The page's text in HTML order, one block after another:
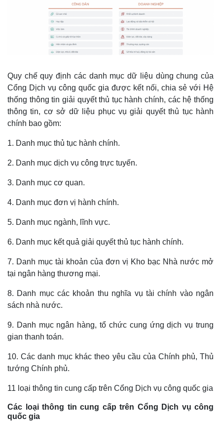
Thế giới
Quan sát
Cuộc sống đó đây
Hồ sơ
Video
Infographic
Quy chế quy định các danh mục dữ liệu dùng chung của
Cổng Dịch vụ công quốc gia được kết nối, chia sẻ với Hệ
thống thông tin giải quyết thủ tục hành chính, các hệ thống
thông tin, cơ sở dữ liệu phục vụ giải quyết thủ tục hành
chính bao gồm:
1. Danh mục thủ tục hành chính.
2. Danh mục dịch vụ công trực tuyến.
3. Danh mục cơ quan.
4. Danh mục đơn vị hành chính.
5. Danh mục ngành, lĩnh vực.
6. Danh mục kết quả giải quyết thủ tục hành chính.
7. Danh mục tài khoản của đơn vị Kho bạc Nhà nước mở
tại ngân hàng thương mại.
8. Danh mục các khoản thu nghĩa vụ tài chính vào ngân
sách nhà nước.
9. Danh mục ngân hàng, tổ chức cung ứng dịch vụ trung
gian thanh toán.
10. Các danh mục khác theo yêu cầu của Chính phủ, Thủ
tướng Chính phủ.
11 loại thông tin cung cấp trên Cổng Dịch vụ công quốc gia
Các loại thông tin cung cấp trên Cổng Dịch vụ công
quốc gia